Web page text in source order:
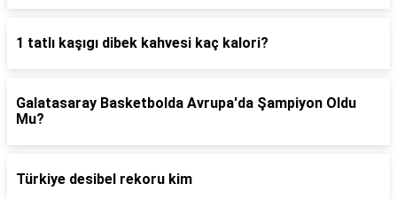
1 tatlı kaşıgı dibek kahvesi kaç kalori?
Galatasaray Basketbolda Avrupa'da Şampiyon Oldu
Mu?
Türkiye desibel rekoru kim